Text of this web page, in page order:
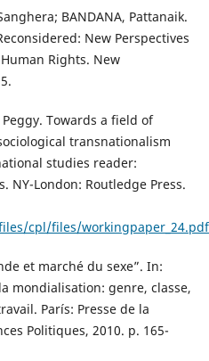
BANDANA, Pattanaik.
New Perspectives
Rights. New
Peggy. Towards a field of
transnationalism
studies reader:
NY-London: Routledge Press.
cpl/files/workingpaper_24.pdf
et marché du sexe”. In:
la mondialisation: genre, classe,
París: Presse de la
Politiques, 2010. p. 165-